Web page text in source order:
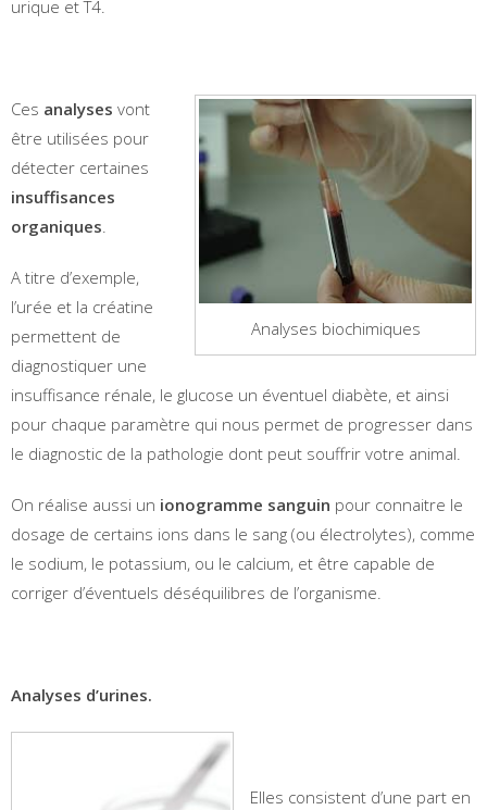
urique et T4.
Analyses biochimiques
Ces analyses vont
être utilisées pour
détecter certaines
insuffisances
organiques
A titre d’exemple,
l’urée et la créatine
permettent de
diagnostiquer une
insuffisance rénale, le glucose un éventuel diabète, et ainsi
pour chaque paramètre qui nous permet de progresser dans
le diagnostic de la pathologie dont peut souffrir votre animal.
On réalise aussi un ionogramme sanguin pour connaitre le
dosage de certains ions dans le sang (ou électrolytes), comme
le sodium, le potassium, ou le calcium, et être capable de
corriger d’éventuels déséquilibres de l’organisme.
Analyses d’urines.
Elles consistent d’une part en